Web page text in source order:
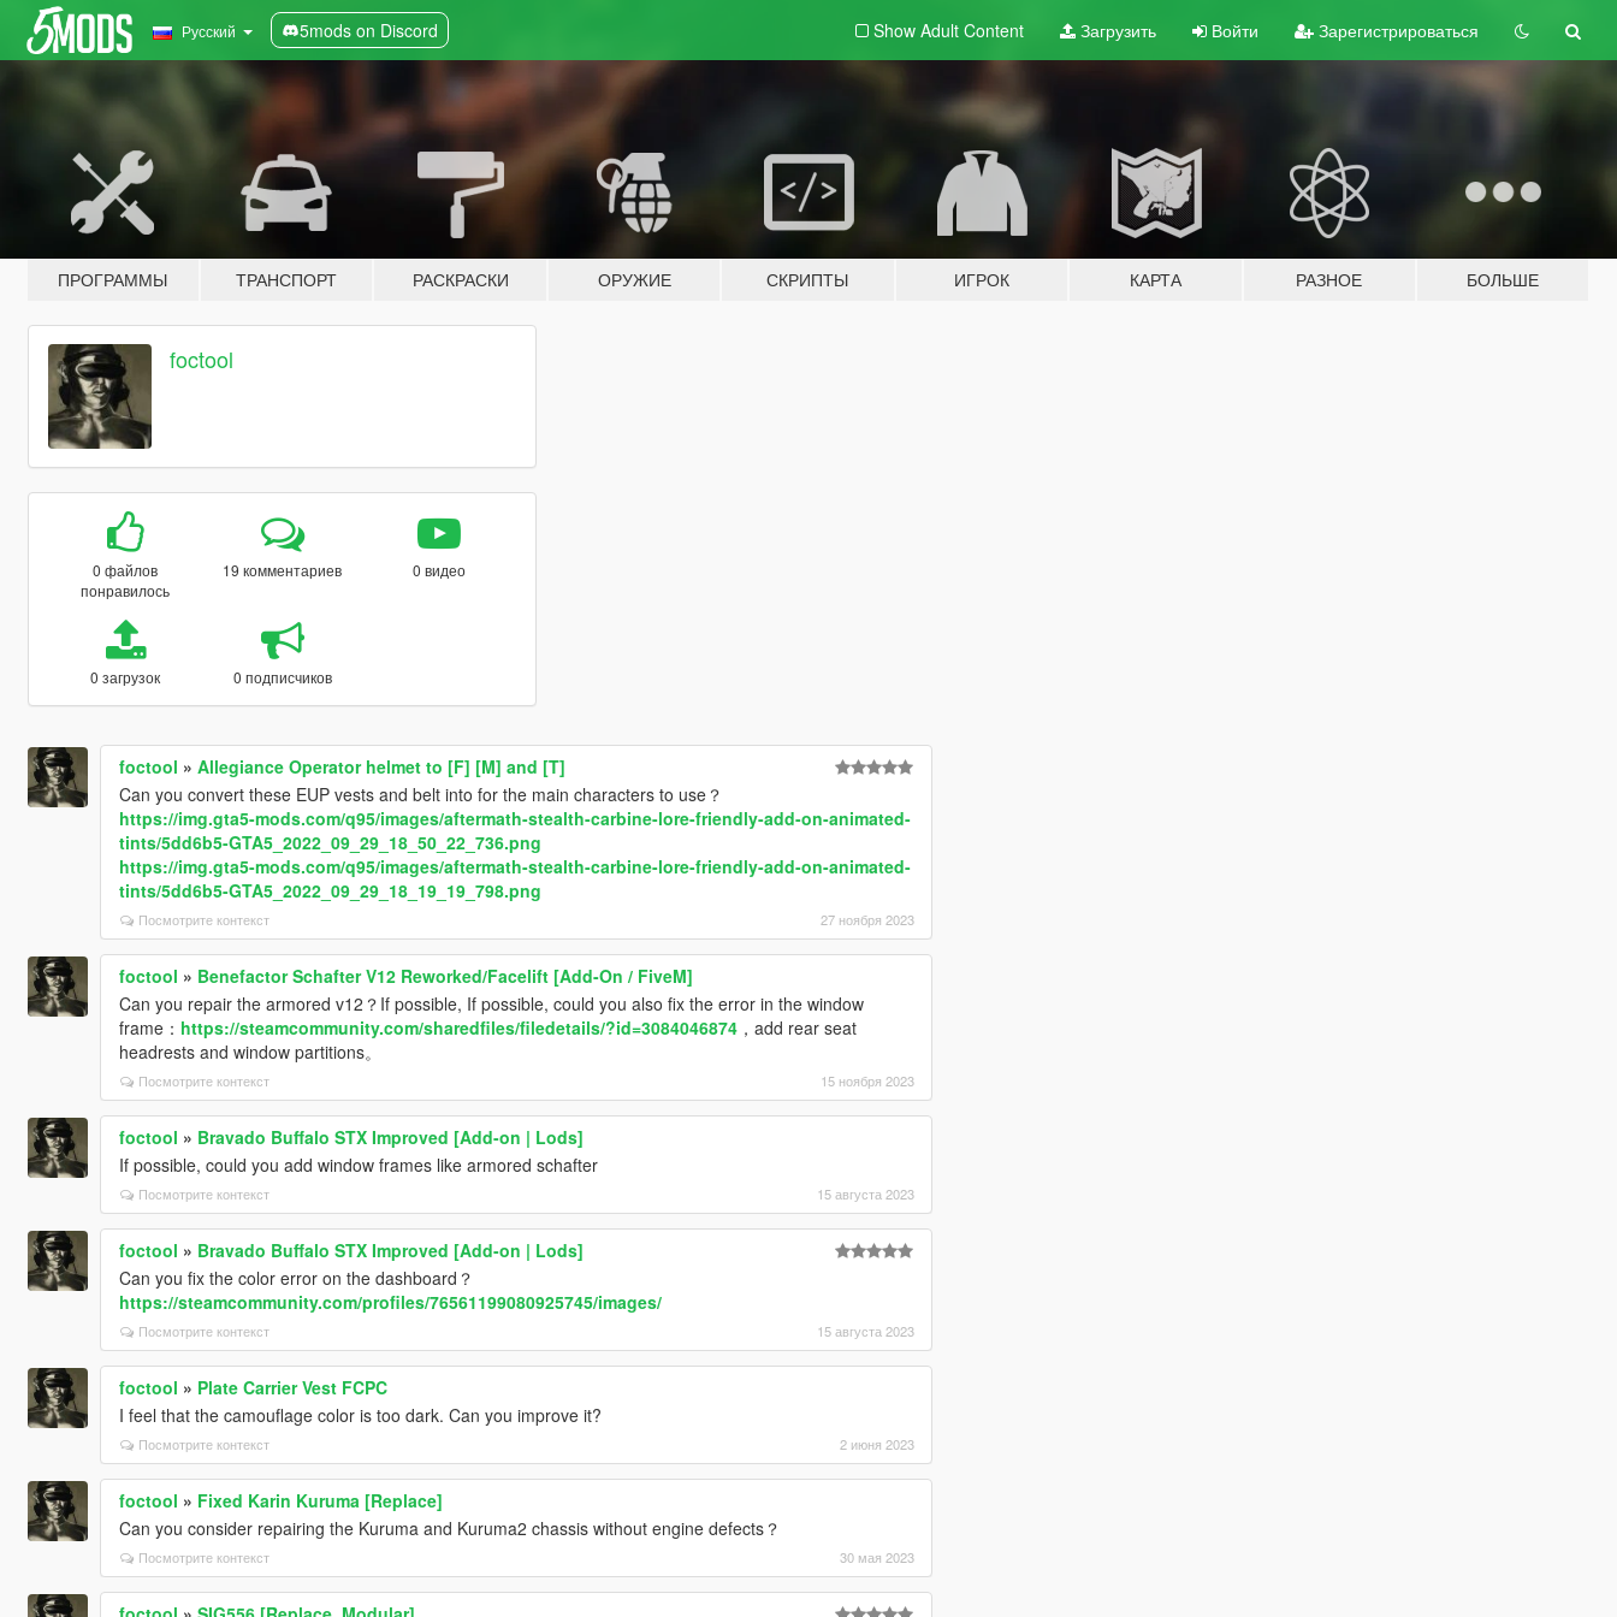
Русский 5mods on Discord Show Adult Content Загрузить Войти Зарегистрироваться
ПРОГРАММЫ ТРАНСПОРТ РАСКРАСКИ ОРУЖИЕ СКРИПТЫ ИГРОК КАРТА РАЗНОЕ БОЛЬШЕ
foctool
0 файлов
понравилось
19 комментариев 0 видео
0 загрузок 0 подписчиков
foctool » Allegiance Operator helmet to [F] [M] and [T]
Can you convert these EUP vests and belt into for the main characters to use？
https://img.gta5-mods.com/q95/images/aftermath-stealth-carbine-lore-friendly-add-on-animated-
tints/5dd6b5-GTA5_2022_09_29_18_50_22_736.png
https://img.gta5-mods.com/q95/images/aftermath-stealth-carbine-lore-friendly-add-on-animated-
tints/5dd6b5-GTA5_2022_09_29_18_19_19_798.png
Посмотрите контекст 27 ноября 2023
foctool » Benefactor Schafter V12 Reworked/Facelift [Add-On / FiveM]
Can you repair the armored v12？If possible, If possible, could you also fix the error in the window
frame： https://steamcommunity.com/sharedfiles/filedetails/?id=3084046874，add rear seat
headrests and window partitions。
Посмотрите контекст 15 ноября 2023
foctool » Bravado Buffalo STX Improved [Add-on | Lods]
If possible, could you add window frames like armored schafter
Посмотрите контекст 15 августа 2023
foctool » Bravado Buffalo STX Improved [Add-on | Lods]
Can you fix the color error on the dashboard？
https://steamcommunity.com/profiles/76561199080925745/images/
Посмотрите контекст 15 августа 2023
foctool » Plate Carrier Vest FCPC
I feel that the camouflage color is too dark. Can you improve it?
Посмотрите контекст 2 июня 2023
foctool » Fixed Karin Kuruma [Replace]
Can you consider repairing the Kuruma and Kuruma2 chassis without engine defects？
Посмотрите контекст 30 мая 2023